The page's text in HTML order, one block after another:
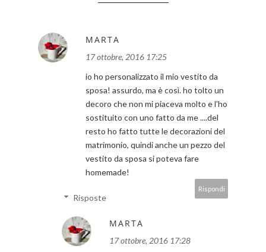
MARTA
17 ottobre, 2016 17:25
io ho personalizzato il mio vestito da
sposa! assurdo, ma è così. ho tolto un
decoro che non mi piaceva molto e l'ho
sostituito con uno fatto da me ....del
resto ho fatto tutte le decorazioni del
matrimonio, quindi anche un pezzo del
vestito da sposa si poteva fare
homemade!
Rispondi
Risposte
MARTA
17 ottobre, 2016 17:28